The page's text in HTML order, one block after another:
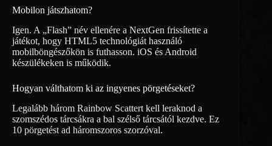
Mobilon játszhatom?
Igen. A „Flash” név ellenére a NextGen frissítette a
játékot, hogy HTML5 technológiát használó
mobilböngészőkön is futhasson. iOS és Android
készülékeken is működik.
Hogyan válthatom ki az ingyenes pörgetéseket?
Legalább három Rainbow Scattert kell leraknod a
szomszédos tárcsákra a bal szélső tárcsától kezdve. Ez
10 pörgetést ad háromszoros szorzóval.